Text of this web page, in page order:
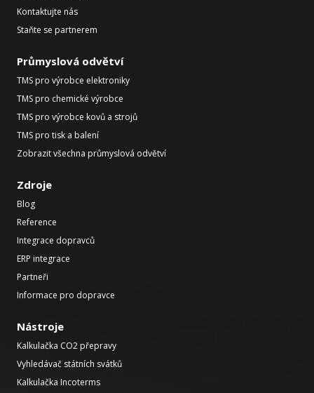
Kontaktujte nás
Staňte se partnerem
Průmyslová odvětví
TMS pro výrobce elektroniky
TMS pro chemické výrobce
TMS pro výrobce kovů a strojů
TMS pro tisk a balení
Zobrazit všechna průmyslová odvětví
Zdroje
Blog
Reference
Integrace dopravců
ERP integrace
Partneři
Informace pro dopravce
Nástroje
Kalkulačka CO2 přepravy
Vyhledávač státních svátků
Kalkulačka Incoterms